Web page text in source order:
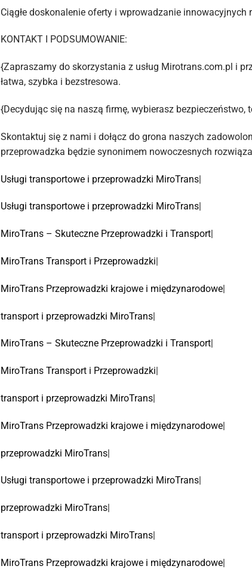
Ciągłe doskonalenie oferty i wprowadzanie
KONTAKT I PODSUMOWANIE:
{Zapraszamy do skorzystania z usług Mirotrans.com.pl i
łatwa, szybka i bezstresowa.
{Decydując się na naszą firmę, wybierasz bezpieczeństwo,
Skontaktuj się z nami i dołącz do grona naszych
przeprowadzka będzie synonimem nowoczesnych
Usługi transportowe i przeprowadzki MiroTrans|
Usługi transportowe i przeprowadzki MiroTrans|
MiroTrans – Skuteczne Przeprowadzki i Transport|
MiroTrans Transport i Przeprowadzki|
MiroTrans Przeprowadzki krajowe i międzynarodowe|
transport i przeprowadzki MiroTrans|
MiroTrans – Skuteczne Przeprowadzki i Transport|
MiroTrans Transport i Przeprowadzki
transport i przeprowadzki MiroTrans|
MiroTrans Przeprowadzki krajowe i międzynarodowe|
przeprowadzki MiroTrans|
Usługi transportowe i przeprowadzki MiroTrans|
przeprowadzki MiroTrans|
transport i przeprowadzki MiroTrans|
MiroTrans Przeprowadzki krajowe i międzynarodowe|